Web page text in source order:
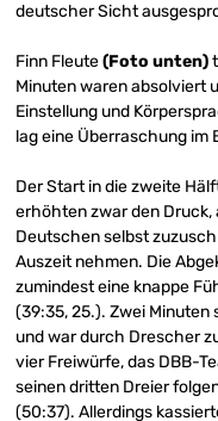
deutscher Sicht
Finn Fleute(Foto unten)
Minuten waren absolviert
Einstellung und
lag eine Überraschung im
Der Start in die zweite
erhöhten zwar den
Deutschen selbst
Auszeit nehmen. Die
zumindest eine knappe
(39:35, 25.). Zwei
und war durch Drescher
vier Freiwürfe, das DBB-
seinen dritten Dreier
(50:37). Allerdings